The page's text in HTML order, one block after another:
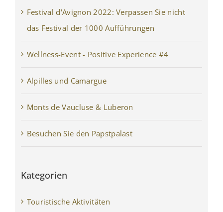
Festival d'Avignon 2022: Verpassen Sie nicht
das Festival der 1000 Aufführungen
Wellness-Event - Positive Experience #4
Alpilles und Camargue
Monts de Vaucluse & Luberon
Besuchen Sie den Papstpalast
Kategorien
Touristische Aktivitäten